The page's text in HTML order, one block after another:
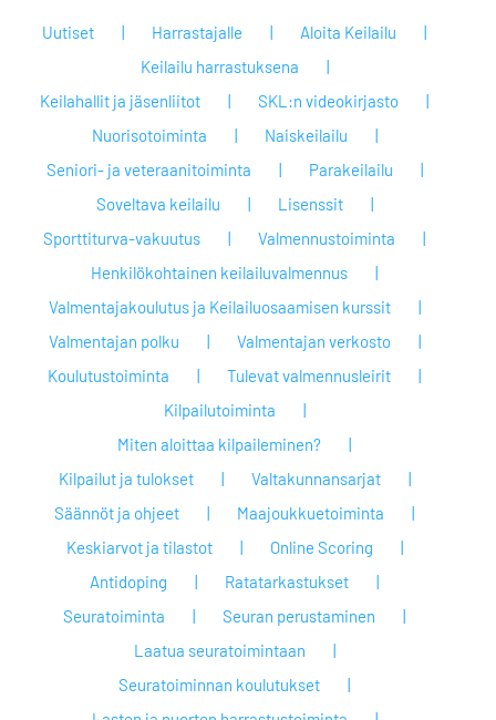
Uutiset Harrastajalle
Aloita Keilailu
Keilailu harrastuksena
Keilahallit ja jäsenliitot
SKL:n videokirjasto
Nuorisotoiminta
Naiskeilailu
Seniori- ja veteraanitoiminta
Parakeilailu
Soveltava keilailu
Lisenssit
Sporttiturva-vakuutus
Valmennustoiminta
Henkilökohtainen keilailuvalmennus
Valmentajakoulutus ja Keilailuosaamisen kurssit
Valmentajan polku
Valmentajan verkosto
Koulutustoiminta
Tulevat valmennusleirit
Kilpailutoiminta
Miten aloittaa kilpaileminen?
Kilpailut ja tulokset
Valtakunnansarjat
Säännöt ja ohjeet
Maajoukkuetoiminta
Keskiarvot ja tilastot
Online Scoring
Antidoping
Ratatarkastukset
Seuratoiminta
Seuran perustaminen
Laatua seuratoimintaan
Seuratoiminnan koulutukset